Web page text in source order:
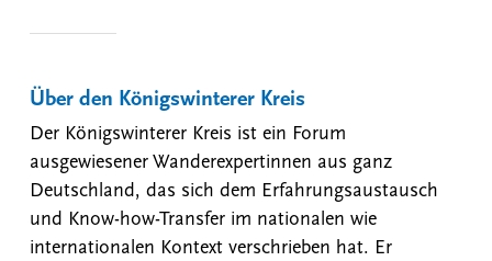
Über den Königswinterer Kreis
Der Königswinterer Kreis ist ein Forum
ausgewiesener Wanderexpertinnen aus ganz
Deutschland, das sich dem Erfahrungsaustausch
und Know-how-Transfer im nationalen wie
internationalen Kontext verschrieben hat. Er